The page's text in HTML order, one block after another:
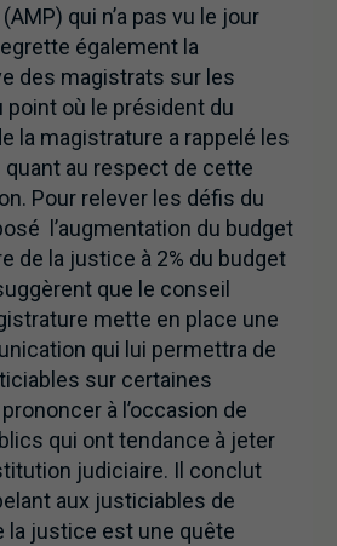
qui n’a pas vu le jour
également la
des magistrats sur les
point où le président du
la magistrature a rappelé les
quant au respect de cette
Pour relever les défis du
l’augmentation du budget
de la justice à 2% du budget
que le conseil
mette en place une
qui lui permettra de
sur certaines
à l’occasion de
qui ont tendance à jeter
judiciaire. Il conclut
aux justiciables de
la justice est une quête